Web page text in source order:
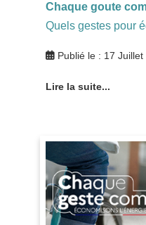
Chaque goute
Quels gestes pour
Publié le : 17 Juillet
Lire la suite...